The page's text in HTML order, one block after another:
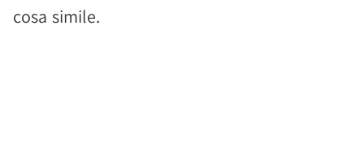
cosa simile.